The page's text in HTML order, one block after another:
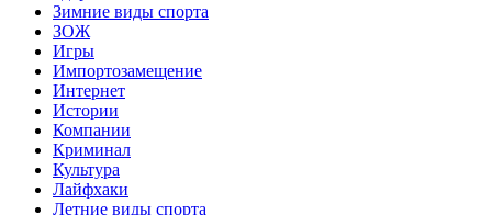
Зимние виды спорта
ЗОЖ
Игры
Импортозамещение
Интернет
Истории
Компании
Криминал
Культура
Лайфхаки
Летние виды спорта